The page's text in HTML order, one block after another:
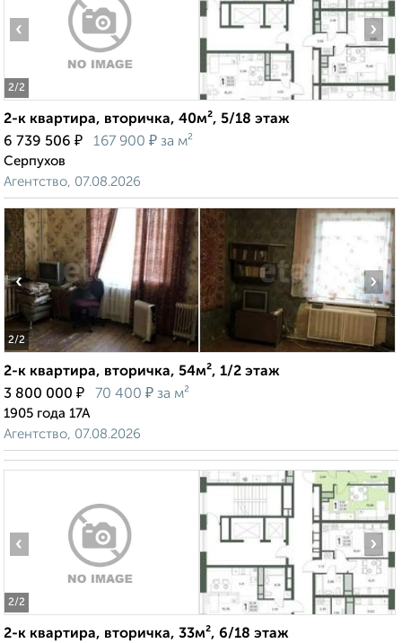
2/2
‹ ›
2-к квартира, вторичка, 40м², 5/18 этаж
6 739 506 ₽ 167 900 ₽ за м²
Серпухов
Агентство, 07.08.2026
2/2
‹ ›
2-к квартира, вторичка, 54м², 1/2 этаж
3 800 000 ₽ 70 400 ₽ за м²
1905 года 17А
Агентство, 07.08.2026
2/2
‹ ›
2-к квартира, вторичка, 33м², 6/18 этаж